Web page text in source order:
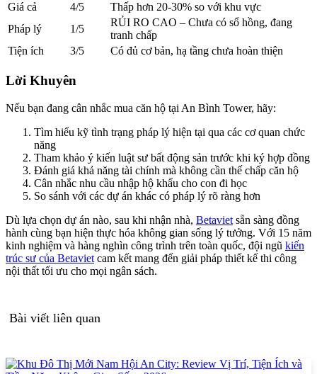
Giá cả
4/5
Thấp hơn 20-30% so với khu vực
Pháp lý
1/5
RỦI RO CAO – Chưa có sổ hồng, đang
tranh chấp
Tiện ích
3/5 Có đủ cơ bản, hạ tầng chưa hoàn thiện
Lời Khuyên
Nếu bạn đang cân nhắc mua căn hộ tại An Bình Tower, hãy:
Tìm hiểu kỹ tình trạng pháp lý hiện tại qua các cơ quan chức
năng
Tham khảo ý kiến luật sư bất động sản trước khi ký hợp đồng
Đánh giá khả năng tài chính mà không cần thế chấp căn hộ
Cân nhắc nhu cầu nhập hộ khẩu cho con đi học
So sánh với các dự án khác có pháp lý rõ ràng hơn
Dù lựa chọn dự án nào, sau khi nhận nhà, Betaviet sẵn sàng đồng
hành cùng bạn hiện thực hóa không gian sống lý tưởng. Với 15 năm
kinh nghiệm và hàng nghìn công trình trên toàn quốc, đội ngũ kiến
trúc sư của Betaviet cam kết mang đến giải pháp thiết kế thi công
nội thất tối ưu cho mọi ngân sách.
Bài viết liên quan